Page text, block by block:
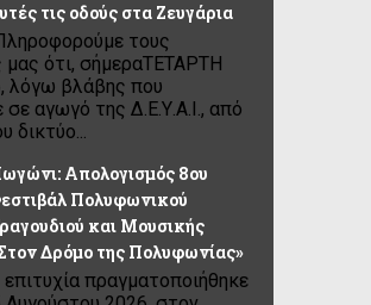
τις οδούς στα Ζευγάρια
τους
μας ότι, σήμεραΤΕΤΑΡΤΗ
λόγω βλάβης που
σε αγωγό της Δ.Ε.Υ.Α.Ι., από
δικτύο...
Απολογισμός 8ου
Πολυφωνικού
και Μουσικής
Δρόμο της Πολυφωνίας»
πραγματοποιήθηκε